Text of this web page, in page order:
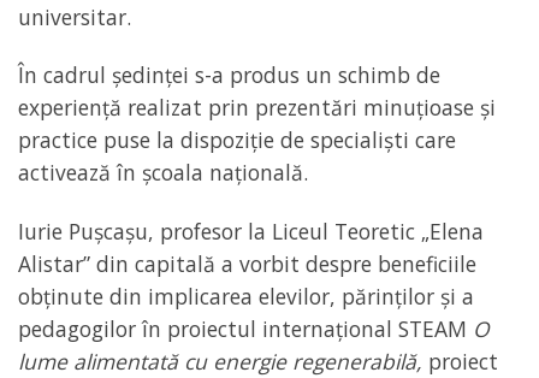
universitar.
În cadrul ședinței s-a produs un schimb de
experiență realizat prin prezentări minuțioase și
practice puse la dispoziție de specialiști care
activează în școala națională.
Iurie Pușcașu, profesor la Liceul Teoretic „Elena
Alistar” din capitală a vorbit despre beneficiile
obținute din implicarea elevilor, părinților și a
pedagogilor în proiectul internațional STEAM O
lume alimentată cu energie regenerabilă, proiect